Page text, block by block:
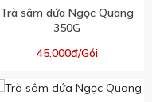
Trà sâm dứa Ngọc Quang
350G
45.000đ/Gói